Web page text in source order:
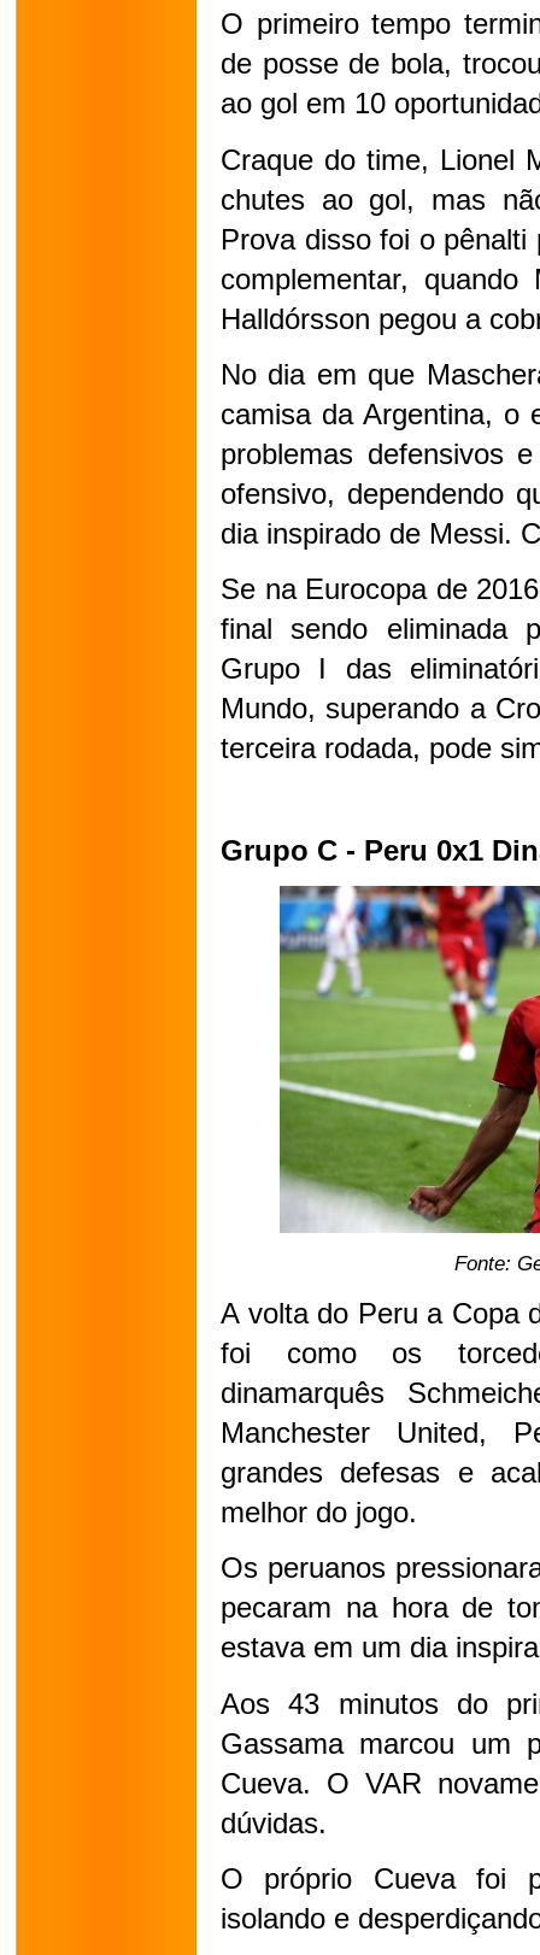
O primeiro tempo
de posse de bola,
ao gol em 10
Craque do time, Lionel
chutes ao gol, mas
Prova disso foi o
complementar,
Halldórsson pegou a
No dia em que
camisa da Argentina, o
problemas defensivos
ofensivo, dependendo
dia inspirado de Messi.
Se na Eurocopa de
final sendo eliminada
Grupo I das
Mundo, superando a
terceira rodada, pode
Grupo C - Peru 0x1
Fonte:
A volta do Peru a Copa
foi como os
dinamarquês
Manchester United,
grandes defesas e
melhor do jogo.
Os peruanos
pecaram na hora de
estava em um dia
Aos 43 minutos do
Gassama marcou um
Cueva. O VAR
dúvidas.
O próprio Cueva foi
isolando e